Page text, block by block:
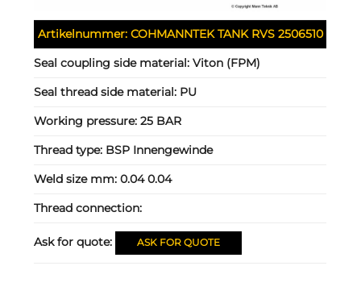
Artikelnummer:COHMANNTEK TANK RVS 2506510
Seal coupling side material:Viton (FPM)
Seal thread side material: PU
Working pressure:25 BAR
Thread type: BSP Innengewinde
Weld size mm:0.04 0.04
Thread connection:
Ask for quote: ASK FOR QUOTE